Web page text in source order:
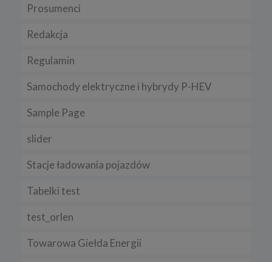
Prosumenci
Redakcja
Regulamin
Samochody elektryczne i hybrydy P-HEV
Sample Page
slider
Stacje ładowania pojazdów
Tabelki test
test_orlen
Towarowa Giełda Energii